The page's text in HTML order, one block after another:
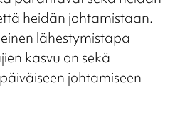
heidän johtamistaan.
lähestymistapa
kasvu on sekä
johtamiseen